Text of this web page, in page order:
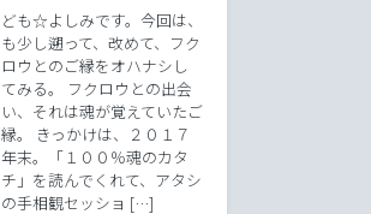
ども☆よしみです。今回は、
も少し遡って、改めて、フク
ロウとのご縁をオハナシし
てみる。 フクロウとの出会
い、それは魂が覚えていたご
縁。 きっかけは、２０１７
年末。「１００％魂のカタ
チ」を読んでくれて、アタシ
の手相観セッショ […]